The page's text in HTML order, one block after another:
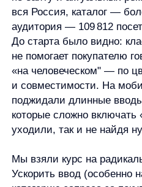
дивана», «широкие стеллажи
столы в минимализме».
мы договорились о строгой
сегменты «с поиском/без
дизайн‑обновление и план
«Мы начали с очевидного: покупатель
доходить до нужного. Новый шаблон
свежим и красивым, а главное — заметно
на мобильных. Уже 54% заказов
взаимодействия с поиском, а за четыре
объём заказов вырос примерно на 30% »
Виктор Павлушин